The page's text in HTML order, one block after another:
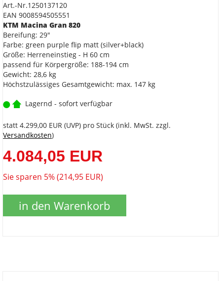
Art.-Nr.1250137120
EAN 9008594505551
KTM Macina Gran 820
Bereifung: 29"
Farbe: green purple flip matt (silver+black)
Größe: Herreneinstieg - H 60 cm
passend für Körpergröße: 188-194 cm
Gewicht: 28,6 kg
Höchstzulässiges Gesamtgewicht: max. 147 kg
Lagernd - sofort verfügbar
statt 4.299,00 EUR (UVP) pro Stück (inkl. MwSt. zzgl.
Versandkosten)
4.084,05 EUR
Sie sparen 5% (214,95 EUR)
in den Warenkorb